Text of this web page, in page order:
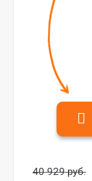
40 929 руб.